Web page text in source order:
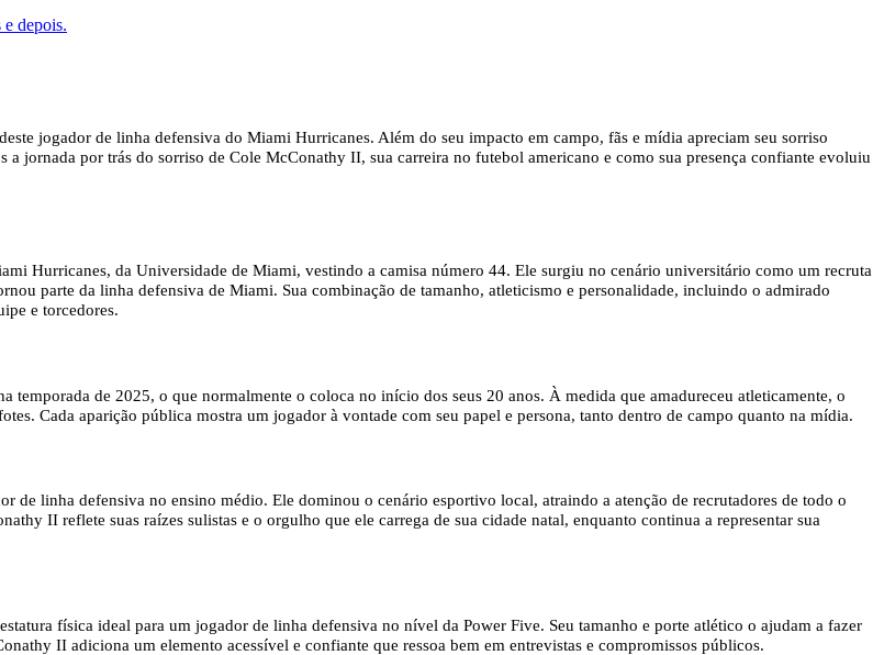
depois.
jogador de linha defensiva do Miami Hurricanes. Além do seu impacto em campo, fãs e mídia apreciam seu sorriso
a jornada por trás do sorriso de Cole McConathy II, sua carreira no futebol americano e como sua presença confiante evoluiu
Hurricanes, da Universidade de Miami, vestindo a camisa número 44. Ele surgiu no cenário universitário como um recruta
parte da linha defensiva de Miami. Sua combinação de tamanho, atleticismo e personalidade, incluindo o admirado
e torcedores.
de 2025, o que normalmente o coloca no início dos seus 20 anos. À medida que amadureceu atleticamente, o
Cada aparição pública mostra um jogador à vontade com seu papel e persona, tanto dentro de campo quanto na mídia.
de linha defensiva no ensino médio. Ele dominou o cenário esportivo local, atraindo a atenção de recrutadores de todo o
II reflete suas raízes sulistas e o orgulho que ele carrega de sua cidade natal, enquanto continua a representar sua
física ideal para um jogador de linha defensiva no nível da Power Five. Seu tamanho e porte atlético o ajudam a fazer
II adiciona um elemento acessível e confiante que ressoa bem em entrevistas e compromissos públicos.